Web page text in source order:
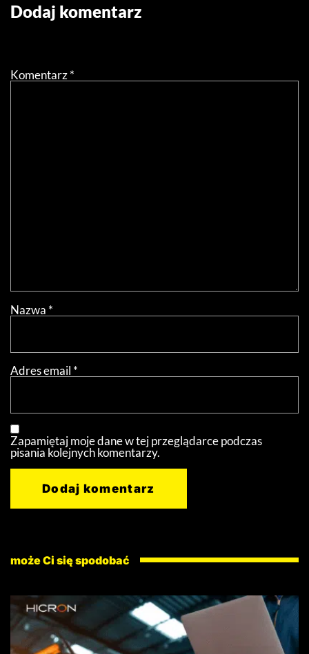
Dodaj komentarz
Komentarz*
Nazwa *
Adres email *
Zapamiętaj moje dane w tej przeglądarce podczas
pisania kolejnych komentarzy.
może Ci się spodobać